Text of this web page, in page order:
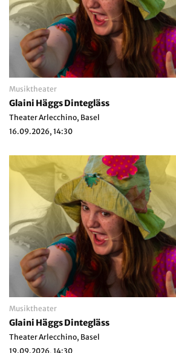
Musiktheater
Glaini Häggs Dintegläss
Theater Arlecchino, Basel
16.09.2026, 14:30
Musiktheater
Glaini Häggs Dintegläss
Theater Arlecchino, Basel
19.09.2026, 14:30